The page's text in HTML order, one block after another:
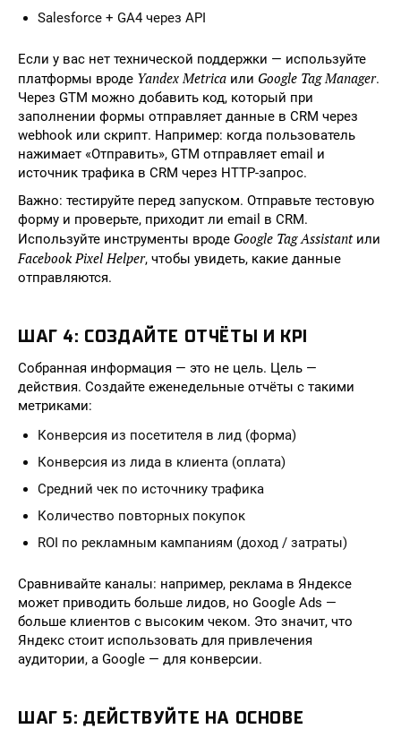
Salesforce + GA4 через API
Если у вас нет технической поддержки — используйте
платформы вроде Yandex Metrica или Google Tag Manager.
Через GTM можно добавить код, который при
заполнении формы отправляет данные в CRM через
webhook или скрипт. Например: когда пользователь
нажимает «Отправить», GTM отправляет email и
источник трафика в CRM через HTTP-запрос.
Важно: тестируйте перед запуском. Отправьте тестовую
форму и проверьте, приходит ли email в CRM.
Используйте инструменты вроде Google Tag Assistantили
Facebook Pixel Helper, чтобы увидеть, какие данные
отправляются.
ШАГ 4: СОЗДАЙТЕ ОТЧЁТЫ И KPI
Собранная информация — это не цель. Цель —
действия. Создайте еженедельные отчёты с такими
метриками:
Конверсия из посетителя в лид (форма)
Конверсия из лида в клиента (оплата)
Средний чек по источнику трафика
Количество повторных покупок
ROI по рекламным кампаниям (доход / затраты)
Сравнивайте каналы: например, реклама в Яндексе
может приводить больше лидов, но Google Ads —
больше клиентов с высоким чеком. Это значит, что
Яндекс стоит использовать для привлечения
аудитории, а Google — для конверсии.
ШАГ 5: ДЕЙСТВУЙТЕ НА ОСНОВЕ